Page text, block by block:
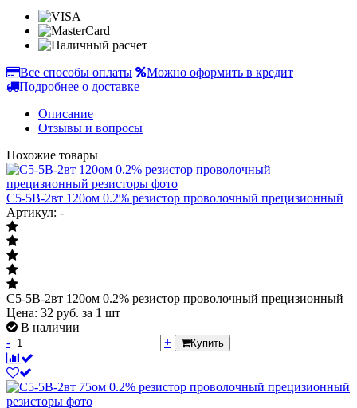
Все способы оплаты
Можно оформить в кредит
Подробнее о доставке
Описание
Отзывы и вопросы
Похожие товары
С5-5В-2вт 120ом 0.2% резистор проволочный прецизионный
Артикул: -
С5-5В-2вт 120ом 0.2% резистор проволочный прецизионный
Цена: 32 руб. за 1 шт
В наличии
-
+ Купить